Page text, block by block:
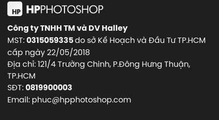
Công ty TNHH TM và DV Halley
MST:0315059335do sở Kế Hoạch và Đầu Tư TP.HCM
cấp ngày 22/05/2018
Địa chỉ: 121/4 Trường Chinh, P.Đông Hưng Thuận,
TP.HCM
SĐT:0819900003
Email: phuc@hpphotoshop.com